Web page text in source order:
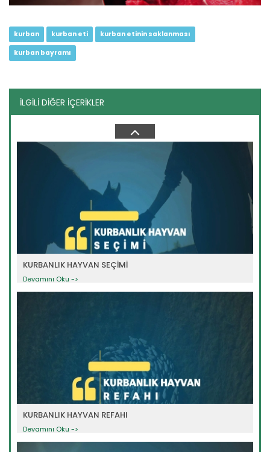
kurban kurban eti kurban etinin saklanması
kurban bayramı
İLGİLİ DİĞER İÇERİKLER
KURBAN KESİMİ VE SONRASI
KURBANLIK HAYVAN SEÇİMİ
Devamını Oku ->
KURBANLIK HAYVAN REFAHI
Devamını Oku ->